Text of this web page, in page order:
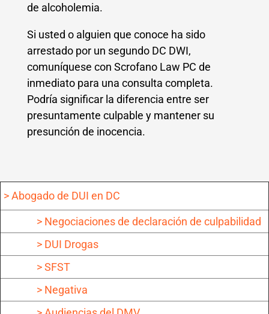
de alcoholemia.
Si usted o alguien que conoce ha sido
arrestado por un segundo DC DWI,
comuníquese con Scrofano Law PC de
inmediato para una consulta completa.
Podría significar la diferencia entre ser
presuntamente culpable y mantener su
presunción de inocencia.
> Abogado de DUI en DC
> Negociaciones de declaración de culpabilidad
> DUI Drogas
> SFST
> Negativa